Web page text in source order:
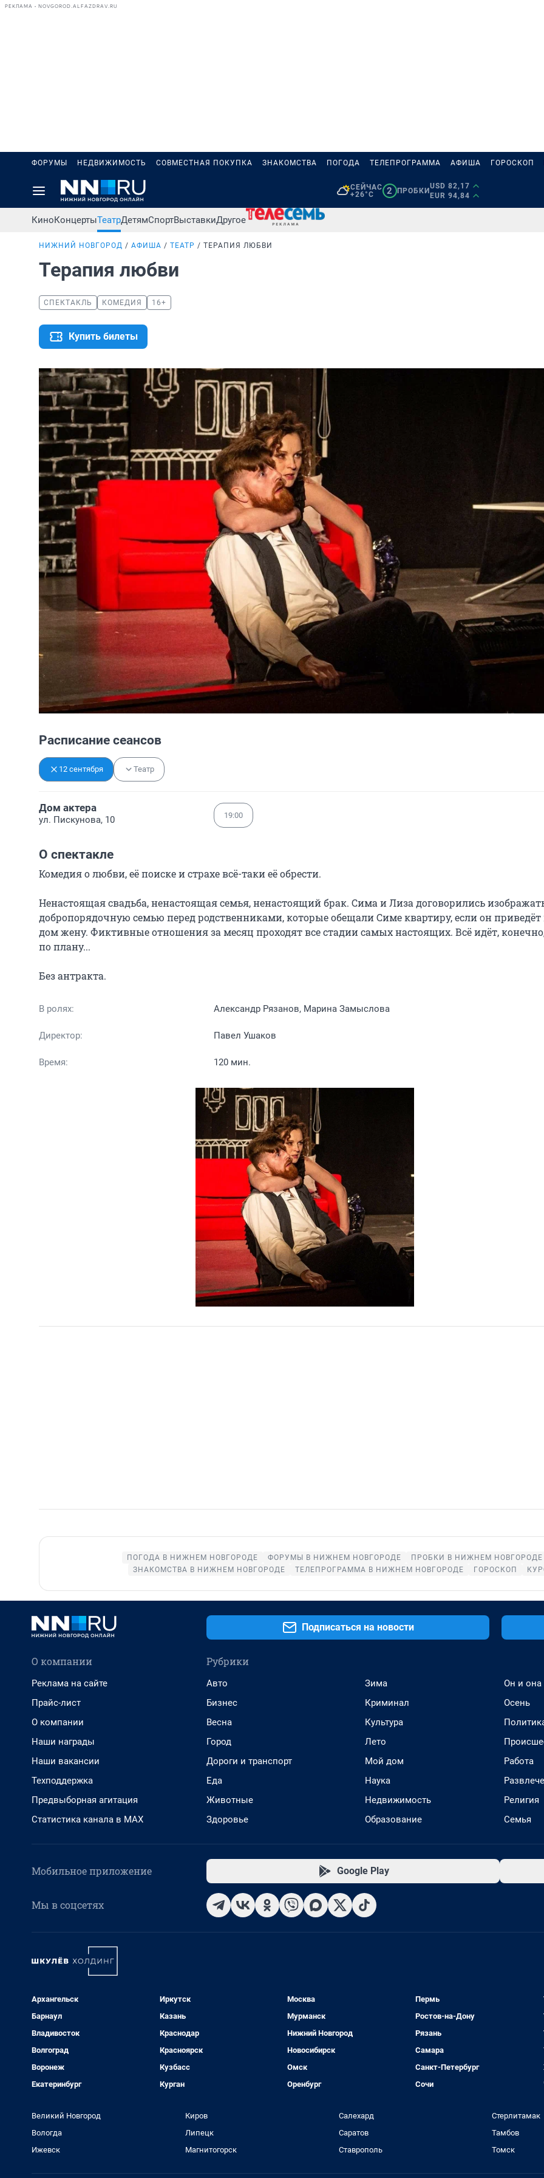
РЕКЛАМА • NOVGOROD.ALFAZDRAV.RU
ФОРУМЫ НЕДВИЖИМОСТЬ СОВМЕСТНАЯ ПОКУПКА ЗНАКОМСТВА ПОГОДА ТЕЛЕПРОГРАММА АФИША ГОРОСКОП
СЕЙЧАС
+26°C
2 ПРОБКИ
USD 82,17
EUR 94,84
КиноКонцертыТеатрДетямСпортВыставкиДругое
НИЖНИЙ НОВГОРОД АФИША ТЕАТР ТЕРАПИЯ ЛЮБВИ
Терапия любви
СПЕКТАКЛЬ КОМЕДИЯ 16+
Купить билеты
Расписание сеансов
12 сентября Театр
Дом актера
ул. Пискунова, 10 19:00
О спектакле
Комедия о любви, её поиске и страхе всё-таки её обрести.
Ненастоящая свадьба, ненастоящая семья, ненастоящий брак. Сима и Лиза договорились
добропорядочную семью перед родственниками, которые обещали Симе квартиру, если он приведёт
дом жену. Фиктивные отношения за месяц проходят все стадии самых настоящих. Всё идёт,
по плану...
Без антракта.
В ролях: Александр Рязанов, Марина Замыслова
Директор: Павел Ушаков
Время: 120 мин.
ПОГОДА В НИЖНЕМ НОВГОРОДЕ ФОРУМЫ В НИЖНЕМ НОВГОРОДЕ ПРОБКИ В НИЖНЕМ НОВГОРОДЕ
ЗНАКОМСТВА В НИЖНЕМ НОВГОРОДЕ
ТЕЛЕПРОГРАММА В НИЖНЕМ НОВГОРОДЕ ГОРОСКОП
Подписаться на новости
О компании
Реклама на сайте
Прайс-лист
О компании
Наши награды
Наши вакансии
Техподдержка
Предвыборная агитация
Статистика канала в MAX
Рубрики
Авто
Бизнес
Весна
Город
Дороги и транспорт
Еда
Животные
Здоровье
Зима
Криминал
Культура
Лето
Мой дом
Наука
Недвижимость
Образование
Он и она
Осень
Работа
Религия
Семья
Мобильное приложение Google Play
Мы в соцсетях
Архангельск
Барнаул
Владивосток
Волгоград
Воронеж
Екатеринбург
Иркутск
Казань
Краснодар
Красноярск
Кузбасс
Курган
Москва
Мурманск
Нижний Новгород
Новосибирск
Омск
Оренбург
Пермь
Ростов-на-Дону
Рязань
Самара
Санкт-Петербург
Сочи
Великий Новгород
Вологда
Ижевск
Киров
Липецк
Магнитогорск
Салехард
Саратов
Ставрополь
Стерлитамак
Тамбов
Томск